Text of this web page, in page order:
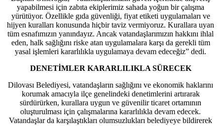
yapabilmesi için zabıta ekiplerimiz sahada yoğun bir çalışma
yürütüyor. Özellikle gıda güvenliği, fiyat etiketi uygulamaları ve
hijyen kuralları konusunda hiçbir taviz vermiyoruz. Kurallara uyan
tüm esnafımızın yanındayız. Ancak vatandaşlarımızın hakkını ihlal
eden, halk sağlığını riske atan uygulamalara karşı da gerekli tüm
yasal işlemleri kararlılıkla uygulamaya devam edeceğiz” dedi.
DENETİMLER KARARLILIKLA SÜRECEK
Dilovası Belediyesi, vatandaşların sağlığını ve ekonomik haklarını
korumak amacıyla ilçe genelindeki denetimlerini artırarak
sürdürürken, kurallara uygun ve güvenilir ticaret ortamının
oluşturulması için çalışmalarına kararlılıkla devam edecek.
Vatandaşlar da karşılaştıkları olumsuzlukları belediyeye bildirerek